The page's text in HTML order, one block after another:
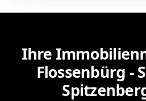
Ihre
Flossenbürg -